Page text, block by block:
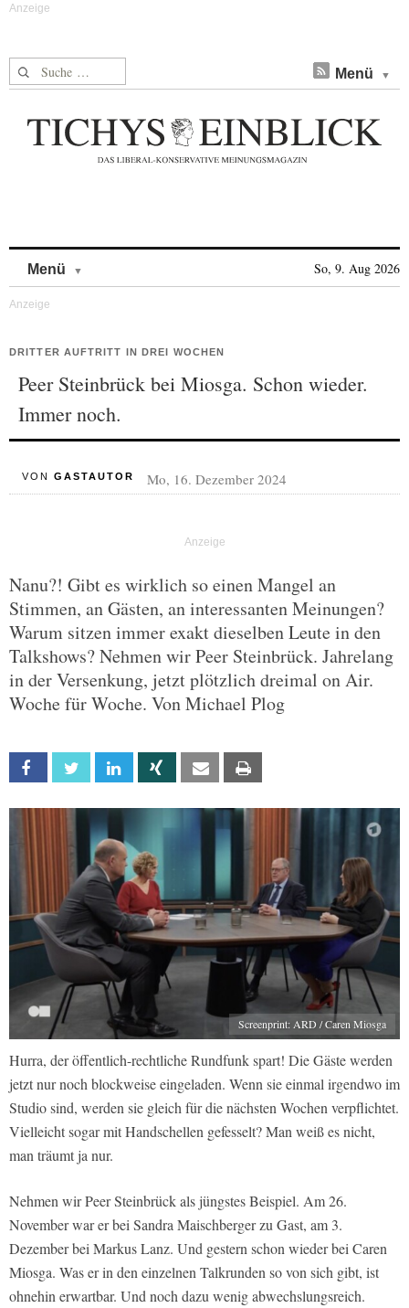
Suche nach: Menü
Menü So, 9. Aug 2026
DRITTER AUFTRITT IN DREI WOCHEN
Peer Steinbrück bei Miosga. Schon wieder.
Immer noch.
VON GASTAUTOR Mo, 16. Dezember 2024
Nanu?! Gibt es wirklich so einen Mangel an
Stimmen, an Gästen, an interessanten Meinungen?
Warum sitzen immer exakt dieselben Leute in den
Talkshows? Nehmen wir Peer Steinbrück. Jahrelang
in der Versenkung, jetzt plötzlich dreimal on Air.
Woche für Woche. Von Michael Plog
Facebook Twitter Linkedin Xing Email
Screenprint: ARD / Caren Miosga
Hurra, der öffentlich-rechtliche Rundfunk spart! Die Gäste werden
jetzt nur noch blockweise eingeladen. Wenn sie einmal irgendwo im
Studio sind, werden sie gleich für die nächsten Wochen verpflichtet.
Vielleicht sogar mit Handschellen gefesselt? Man weiß es nicht,
man träumt ja nur.
Nehmen wir Peer Steinbrück als jüngstes Beispiel. Am 26.
November war er bei Sandra Maischberger zu Gast, am 3.
Dezember bei Markus Lanz. Und gestern schon wieder bei Caren
Miosga. Was er in den einzelnen Talkrunden so von sich gibt, ist
ohnehin erwartbar. Und noch dazu wenig abwechslungsreich.